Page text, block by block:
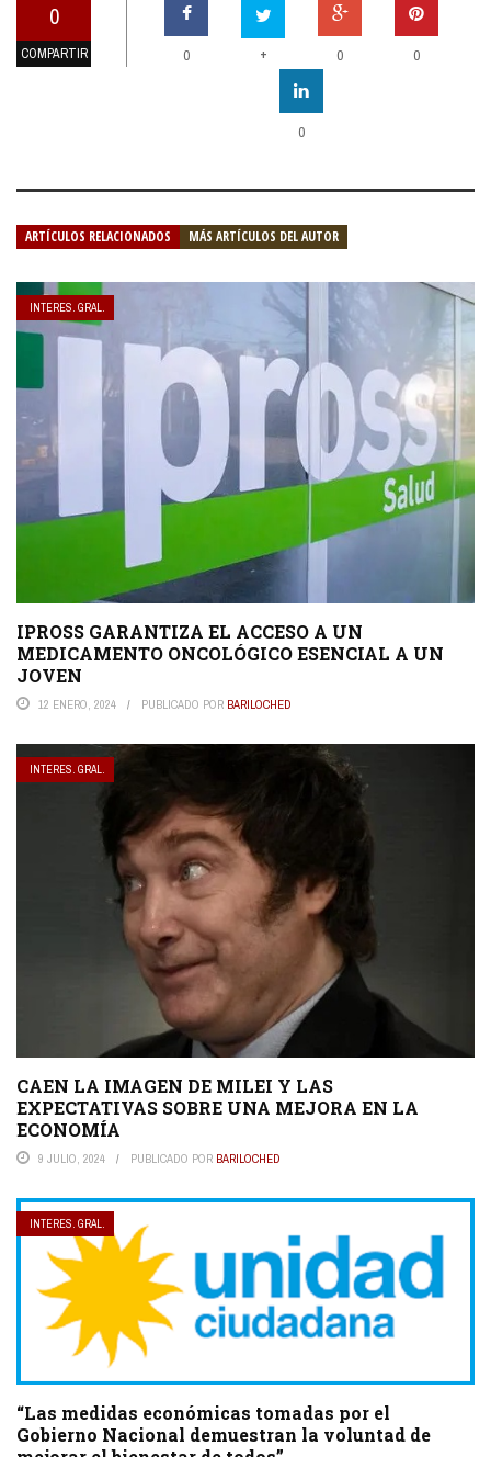
0
COMPARTIR 0 + 0 0
0
ARTÍCULOS RELACIONADOS MÁS ARTÍCULOS DEL AUTOR
INTERES. GRAL.
IPROSS GARANTIZA EL ACCESO A UN
MEDICAMENTO ONCOLÓGICO ESENCIAL A UN
JOVEN
12 ENERO, 2024 PUBLICADO POR BARILOCHED
INTERES. GRAL.
CAEN LA IMAGEN DE MILEI Y LAS
EXPECTATIVAS SOBRE UNA MEJORA EN LA
ECONOMÍA
9 JULIO, 2024 PUBLICADO POR BARILOCHED
INTERES. GRAL.
“Las medidas económicas tomadas por el
Gobierno Nacional demuestran la voluntad de